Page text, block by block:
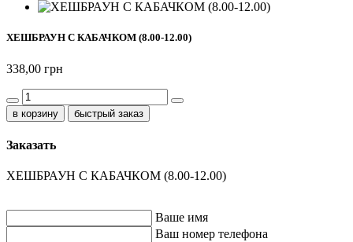
ХЕШБРАУН С КАБАЧКОМ (8.00-12.00)
338,00 грн
быстрый заказ
Заказать
ХЕШБРАУН С КАБАЧКОМ (8.00-12.00)
Ваше имя
Ваш номер телефона